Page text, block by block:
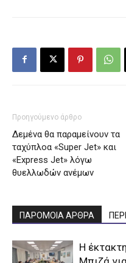
Προηγούμενο άρθρο
Δεμένα θα παραμείνουν τα
ταχύπλοα «Super Jet» και
«Express Jet» λόγω
θυελλωδών ανέμων
ΠΑΡΟΜΟΙΑ ΑΡΘΡΑ
Η